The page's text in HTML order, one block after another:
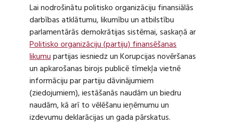
Lai nodrošinātu politisko organizāciju finansiālās
darbības atklātumu, likumību un atbilstību
parlamentārās demokrātijas sistēmai, saskaņā ar
Politisko organizāciju (partiju) finansēšanas
likumupartijas iesniedz un Korupcijas novēršanas
un apkarošanas birojs publicē tīmekļa vietnē
informāciju par partiju dāvinājumiem
(ziedojumiem), iestāšanās naudām un biedru
naudām, kā arī to vēlēšanu ieņēmumu un
izdevumu deklarācijas un gada pārskatus.